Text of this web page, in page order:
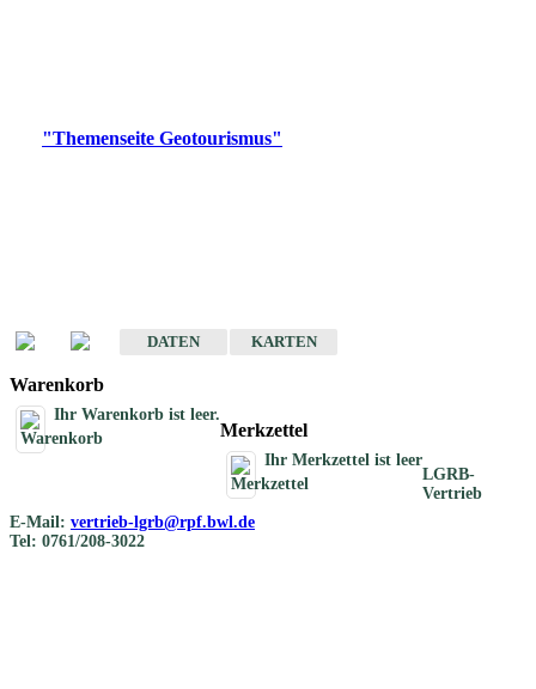
"Themenseite Geotourismus"
DATEN
KARTEN
Warenkorb
Ihr Warenkorb ist leer.
Merkzettel
Ihr Merkzettel ist leer
LGRB-
Vertrieb
E-Mail: vertrieb-lgrb@rpf.bwl.de
Tel: 0761/208-3022